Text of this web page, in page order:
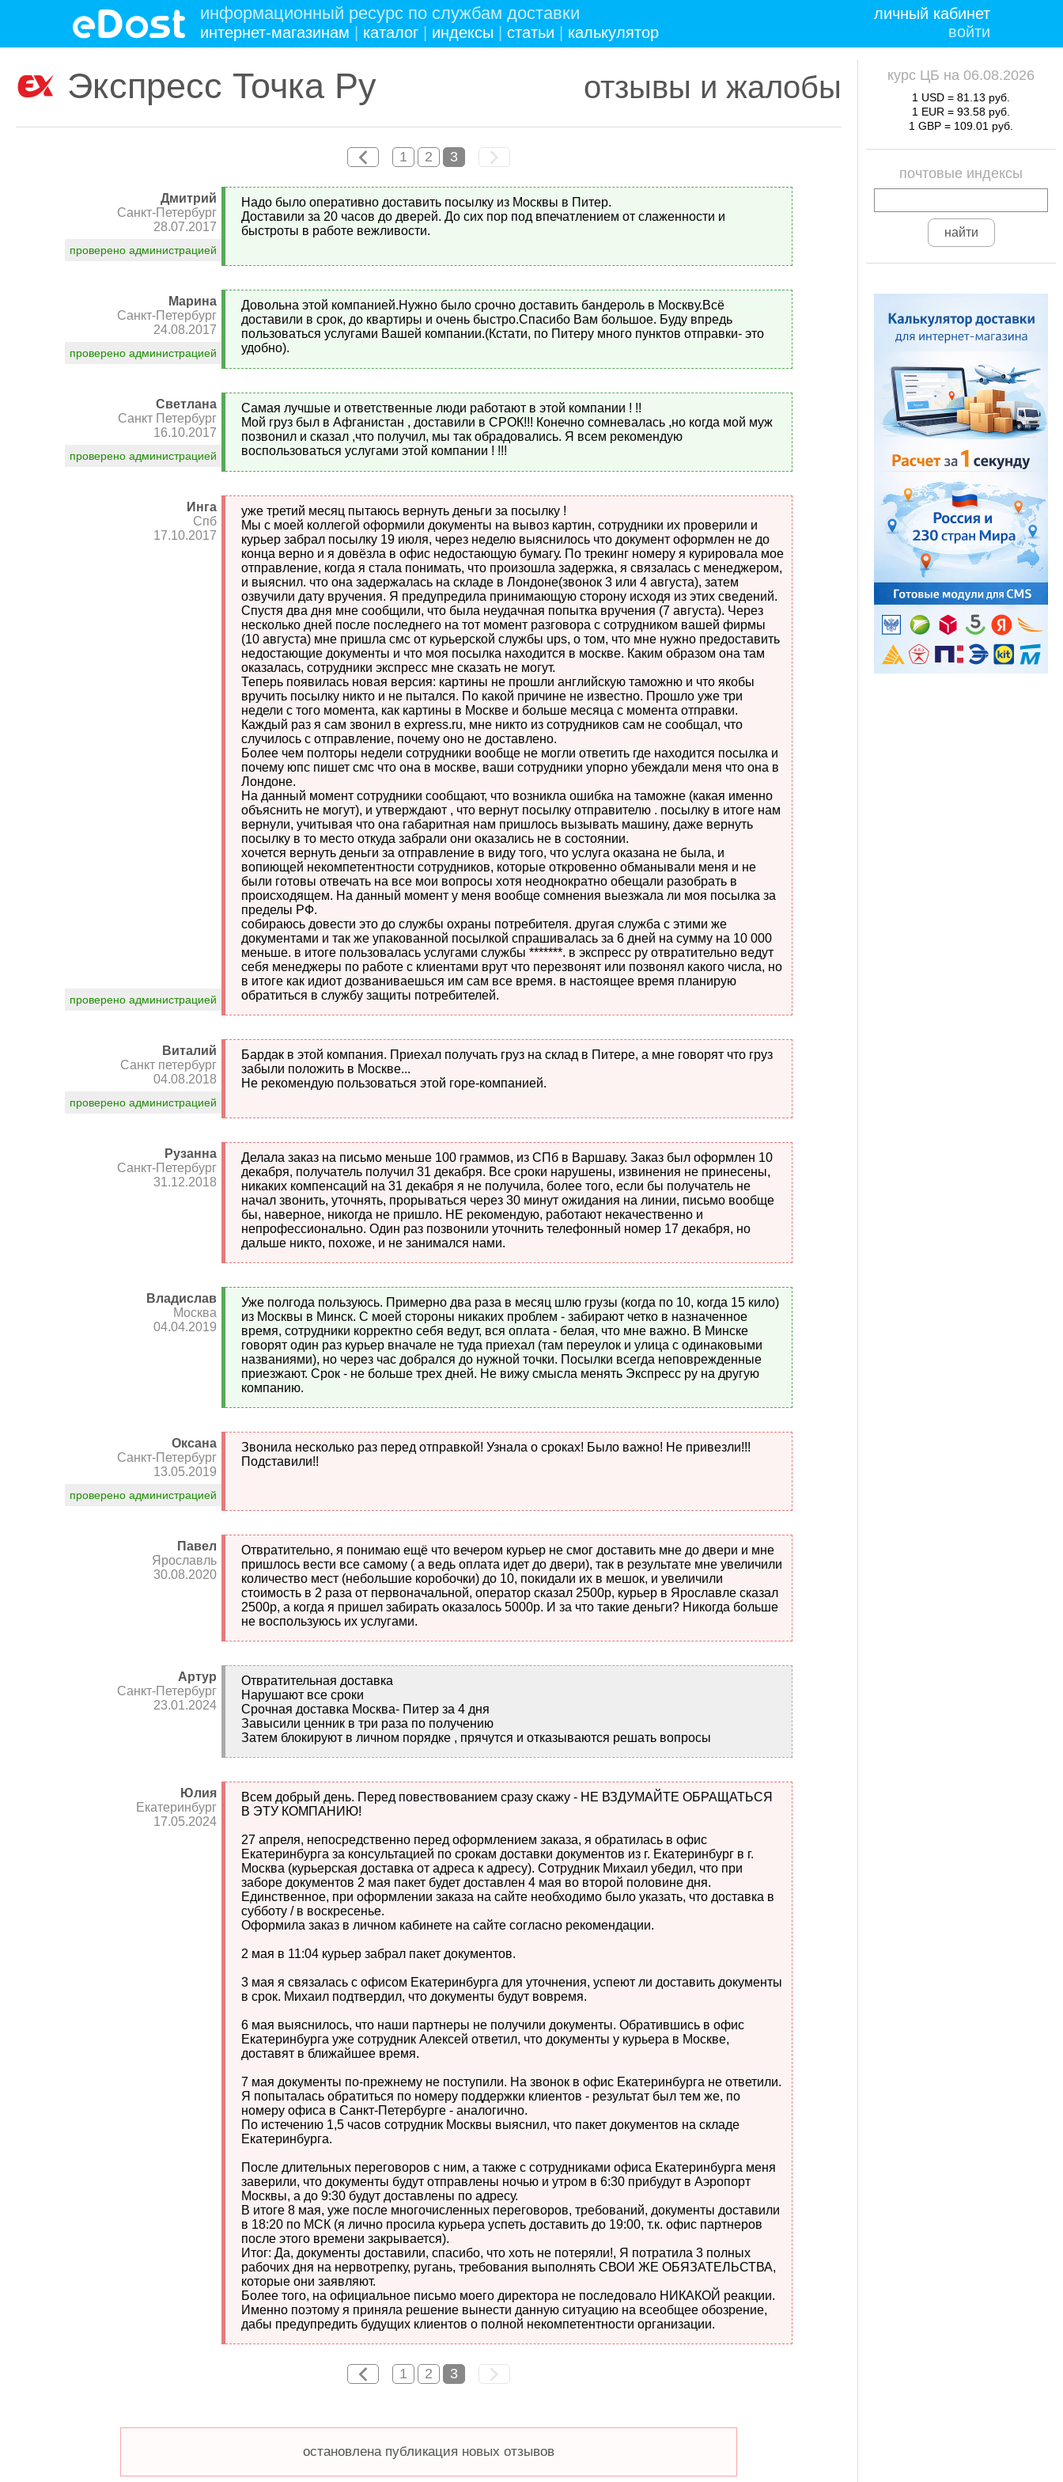
личный кабинет
войти
информационный ресурс по службам доставки
интернет-магазинам каталог индексы статьи калькулятор
отзывы и жалобы
Экспресс Точка Ру
1 2 3
Дмитрий
Санкт-Петербург
28.07.2017
проверено администрацией
Надо было оперативно доставить посылку из Москвы в Питер.
Доставили за 20 часов до дверей. До сих пор под впечатлением от слаженности и
быстроты в работе вежливости.
Марина
Санкт-Петербург
24.08.2017
проверено администрацией
Довольна этой компанией.Нужно было срочно доставить бандероль в Москву.Всё
доставили в срок, до квартиры и очень быстро.Спасибо Вам большое. Буду впредь
пользоваться услугами Вашей компании.(Кстати, по Питеру много пунктов отправки- это
удобно).
Светлана
Санкт Петербург
16.10.2017
проверено администрацией
Самая лучшые и ответственные люди работают в этой компании ! !!
Мой груз был в Афганистан , доставили в СРОК!!! Конечно сомневалась ,но когда мой муж
позвонил и сказал ,что получил, мы так обрадовались. Я всем рекомендую
воспользоваться услугами этой компании ! !!!
Инга
Спб
17.10.2017
проверено администрацией
уже третий месяц пытаюсь вернуть деньги за посылку !
Мы с моей коллегой оформили документы на вывоз картин, сотрудники их проверили и
курьер забрал посылку 19 июля, через неделю выяснилось что документ оформлен не до
конца верно и я довёзла в офис недостающую бумагу. По трекинг номеру я курировала мое
отправление, когда я стала понимать, что произошла задержка, я связалась с менеджером,
и выяснил. что она задержалась на складе в Лондоне(звонок 3 или 4 августа), затем
озвучили дату вручения. Я предупредила принимающую сторону исходя из этих сведений.
Спустя два дня мне сообщили, что была неудачная попытка вручения (7 августа). Через
несколько дней после последнего на тот момент разговора с сотрудником вашей фирмы
(10 августа) мне пришла смс от курьерской службы ups, о том, что мне нужно предоставить
недостающие документы и что моя посылка находится в москве. Каким образом она там
оказалась, сотрудники экспресс мне сказать не могут.
Теперь появилась новая версия: картины не прошли английскую таможню и что якобы
вручить посылку никто и не пытался. По какой причине не известно. Прошло уже три
недели с того момента, как картины в Москве и больше месяца с момента отправки.
Каждый раз я сам звонил в express.ru, мне никто из сотрудников сам не сообщал, что
случилось с отправление, почему оно не доставлено.
Более чем полторы недели сотрудники вообще не могли ответить где находится посылка и
почему юпс пишет смс что она в москве, ваши сотрудники упорно убеждали меня что она в
Лондоне.
На данный момент сотрудники сообщают, что возникла ошибка на таможне (какая именно
объяснить не могут), и утверждают , что вернут посылку отправителю . посылку в итоге нам
вернули, учитывая что она габаритная нам пришлось вызывать машину, даже вернуть
посылку в то место откуда забрали они оказались не в состоянии.
хочется вернуть деньги за отправление в виду того, что услуга оказана не была, и
вопиющей некомпетентности сотрудников, которые откровенно обманывали меня и не
были готовы отвечать на все мои вопросы хотя неоднократно обещали разобрать в
происходящем. На данный момент у меня вообще сомнения выезжала ли моя посылка за
пределы РФ.
собираюсь довести это до службы охраны потребителя. другая служба с этими же
документами и так же упакованной посылкой спрашивалась за 6 дней на сумму на 10 000
меньше. в итоге пользовалась услугами службы *******. в экспресс ру отвратительно ведут
себя менеджеры по работе с клиентами врут что перезвонят или позвонял какого числа, но
в итоге как идиот дозваниваешься им сам все время. в настоящее время планирую
обратиться в службу защиты потребителей.
Виталий
Санкт петербург
04.08.2018
проверено администрацией
Бардак в этой компания. Приехал получать груз на склад в Питере, а мне говорят что груз
забыли положить в Москве...
Не рекомендую пользоваться этой горе-компанией.
Рузанна
Санкт-Петербург
31.12.2018
Делала заказ на письмо меньше 100 граммов, из СПб в Варшаву. Заказ был оформлен 10
декабря, получатель получил 31 декабря. Все сроки нарушены, извинения не принесены,
никаких компенсаций на 31 декабря я не получила, более того, если бы получатель не
начал звонить, уточнять, прорываться через 30 минут ожидания на линии, письмо вообще
бы, наверное, никогда не пришло. НЕ рекомендую, работают некачественно и
непрофессионально. Один раз позвонили уточнить телефонный номер 17 декабря, но
дальше никто, похоже, и не занимался нами.
Владислав
Москва
04.04.2019
Уже полгода пользуюсь. Примерно два раза в месяц шлю грузы (когда по 10, когда 15 кило)
из Москвы в Минск. С моей стороны никаких проблем - забирают четко в назначенное
время, сотрудники корректно себя ведут, вся оплата - белая, что мне важно. В Минске
говорят один раз курьер вначале не туда приехал (там переулок и улица с одинаковыми
названиями), но через час добрался до нужной точки. Посылки всегда неповрежденные
приезжают. Срок - не больше трех дней. Не вижу смысла менять Экспресс ру на другую
компанию.
Оксана
Санкт-Петербург
13.05.2019
проверено администрацией
Звонила несколько раз перед отправкой! Узнала о сроках! Было важно! Не привезли!!!
Подставили!!
Павел
Ярославль
30.08.2020
Отвратительно, я понимаю ещё что вечером курьер не смог доставить мне до двери и мне
пришлось вести все самому ( а ведь оплата идет до двери), так в результате мне увеличили
количество мест (небольшие коробочки) до 10, покидали их в мешок, и увеличили
стоимость в 2 раза от первоначальной, оператор сказал 2500р, курьер в Ярославле сказал
2500р, а когда я пришел забирать оказалось 5000р. И за что такие деньги? Никогда больше
не воспользуюсь их услугами.
Артур
Санкт-Петербург
23.01.2024
Отвратительная доставка
Нарушают все сроки
Срочная доставка Москва- Питер за 4 дня
Завысили ценник в три раза по получению
Затем блокируют в личном порядке , прячутся и отказываются решать вопросы
Юлия
Екатеринбург
17.05.2024
Всем добрый день. Перед повествованием сразу скажу - НЕ ВЗДУМАЙТЕ ОБРАЩАТЬСЯ
В ЭТУ КОМПАНИЮ!
27 апреля, непосредственно перед оформлением заказа, я обратилась в офис
Екатеринбурга за консультацией по срокам доставки документов из г. Екатеринбург в г.
Москва (курьерская доставка от адреса к адресу). Сотрудник Михаил убедил, что при
заборе документов 2 мая пакет будет доставлен 4 мая во второй половине дня.
Единственное, при оформлении заказа на сайте необходимо было указать, что доставка в
субботу / в воскресенье.
Оформила заказ в личном кабинете на сайте согласно рекомендации.
2 мая в 11:04 курьер забрал пакет документов.
3 мая я связалась с офисом Екатеринбурга для уточнения, успеют ли доставить документы
в срок. Михаил подтвердил, что документы будут вовремя.
6 мая выяснилось, что наши партнеры не получили документы. Обратившись в офис
Екатеринбурга уже сотрудник Алексей ответил, что документы у курьера в Москве,
доставят в ближайшее время.
7 мая документы по-прежнему не поступили. На звонок в офис Екатеринбурга не ответили.
Я попыталась обратиться по номеру поддержки клиентов - результат был тем же, по
номеру офиса в Санкт-Петербурге - аналогично.
По истечению 1,5 часов сотрудник Москвы выяснил, что пакет документов на складе
Екатеринбурга.
После длительных переговоров с ним, а также с сотрудниками офиса Екатеринбурга меня
заверили, что документы будут отправлены ночью и утром в 6:30 прибудут в Аэропорт
Москвы, а до 9:30 будут доставлены по адресу.
В итоге 8 мая, уже после многочисленных переговоров, требований, документы доставили
в 18:20 по МСК (я лично просила курьера успеть доставить до 19:00, т.к. офис партнеров
после этого времени закрывается).
Итог: Да, документы доставили, спасибо, что хоть не потеряли!, Я потратила 3 полных
рабочих дня на нервотрепку, ругань, требования выполнять СВОИ ЖЕ ОБЯЗАТЕЛЬСТВА,
которые они заявляют.
Более того, на официальное письмо моего директора не последовало НИКАКОЙ реакции.
Именно поэтому я приняла решение вынести данную ситуацию на всеобщее обозрение,
дабы предупредить будущих клиентов о полной некомпетентности организации.
1 2 3
остановлена публикация новых отзывов
курс ЦБ на 06.08.2026
1 USD = 81.13 руб.
1 EUR = 93.58 руб.
1 GBP = 109.01 руб.
почтовые индексы